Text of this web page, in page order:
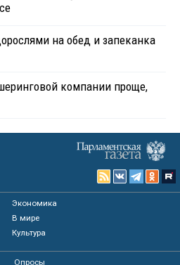
на обед и запеканка
компании проще,
Экономика
В мире
Культура
Опросы